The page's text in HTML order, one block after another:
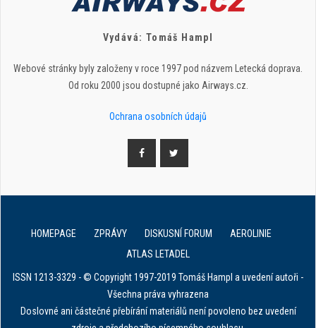
Vydává: Tomáš Hampl
Webové stránky byly založeny v roce 1997 pod názvem Letecká doprava.
Od roku 2000 jsou dostupné jako Airways.cz.
Ochrana osobních údajů
HOMEPAGE ZPRÁVY DISKUSNÍ FORUM
AEROLINIE
ATLAS LETADEL
ISSN 1213-3329 - © Copyright 1997-2019 Tomáš Hampl a uvedení autoři -
Všechna práva vyhrazena
Doslovné ani částečné přebírání materiálů není povoleno bez uvedení